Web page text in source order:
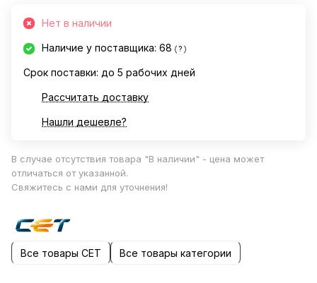
Нет в наличии
Наличие у поставщика: 68 ?
Срок поставки: до 5 рабочих дней
Рассчитать доставку
Нашли дешевле?
В случае отсутствия товара "В наличии" - цена может
отличаться от указанной.
Свяжитесь с нами для уточнения!
Все товары CET Все товары категории